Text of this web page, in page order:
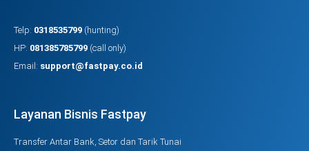
Telp: 0318535799 (hunting)
HP: 081385785799 (call only)
Email: support@fastpay.co.id
Layanan Bisnis Fastpay
Transfer Antar Bank, Setor dan Tarik Tunai